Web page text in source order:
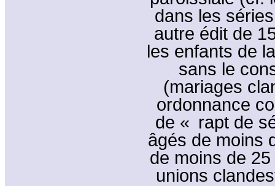
dans les
autre édit de
les enfants de
sans le
(mariages
ordonnance
de « rapt de
âgés de moins
de moins de
unions